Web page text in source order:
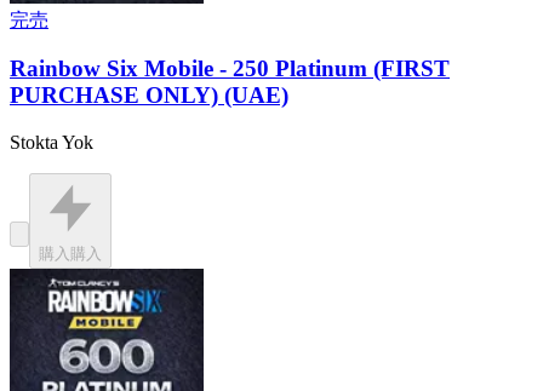
完売
Rainbow Six Mobile - 250 Platinum (FIRST
PURCHASE ONLY) (UAE)
Stokta Yok
購入 購入